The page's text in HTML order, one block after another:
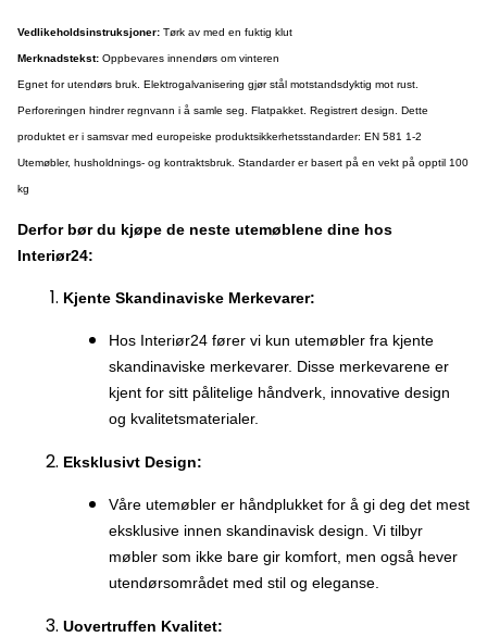
Vedlikeholdsinstruksjoner: Tørk av med en fuktig klut
Merknadstekst: Oppbevares innendørs om vinteren
Egnet for utendørs bruk. Elektrogalvanisering gjør stål motstandsdyktig mot rust.
Perforeringen hindrer regnvann i å samle seg. Flatpakket. Registrert design. Dette
produktet er i samsvar med europeiske produktsikkerhetsstandarder: EN 581 1-2
Utemøbler, husholdnings- og kontraktsbruk. Standarder er basert på en vekt på opptil 100
kg
Derfor bør du kjøpe de neste utemøblene dine hos
Interiør24:
Kjente Skandinaviske Merkevarer:
Hos Interiør24 fører vi kun utemøbler fra kjente
skandinaviske merkevarer. Disse merkevarene er
kjent for sitt pålitelige håndverk, innovative design
og kvalitetsmaterialer.
Eksklusivt Design:
Våre utemøbler er håndplukket for å gi deg det mest
eksklusive innen skandinavisk design. Vi tilbyr
møbler som ikke bare gir komfort, men også hever
utendørsområdet med stil og eleganse.
Uovertruffen Kvalitet: